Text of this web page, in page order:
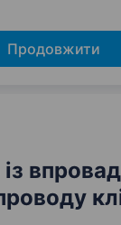
Продовжити